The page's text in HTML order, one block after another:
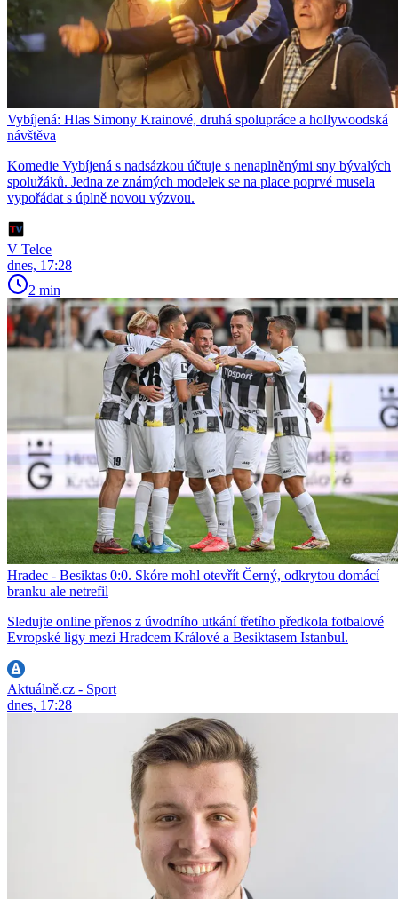
Vybíjená: Hlas Simony Krainové, druhá spolupráce a hollywoodská
návštěva
Komedie Vybíjená s nadsázkou účtuje s nenaplněnými sny bývalých
spolužáků. Jedna ze známých modelek se na place poprvé musela
vypořádat s úplně novou výzvou.
V Telce
dnes, 17:28
2 min
Hradec - Besiktas 0:0. Skóre mohl otevřít Černý, odkrytou domácí
branku ale netrefil
Sledujte online přenos z úvodního utkání třetího předkola fotbalové
Evropské ligy mezi Hradcem Králové a Besiktasem Istanbul.
Aktuálně.cz - Sport
dnes, 17:28